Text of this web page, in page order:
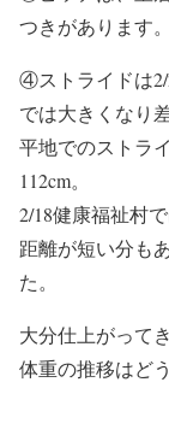
つきがあります。
④ストライドは2/
では大きくなり
平地でのストラ
112cm。
2/18健康福祉村で
距離が短い分も
た。
大分仕上がって
体重の推移はど